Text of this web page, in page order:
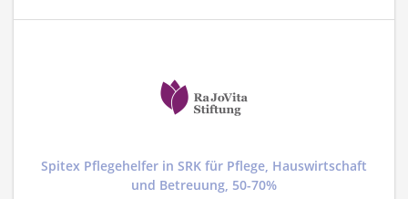
Spitex Pflegehelfer in SRK für Pflege, Hauswirtschaft
und Betreuung, 50-70%